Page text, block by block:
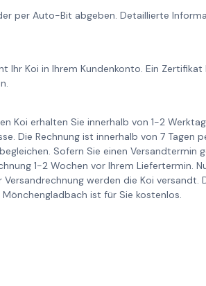
per Auto-Bit abgeben. Detaillierte
Ihr Koi in Ihrem Kundenkonto. Ein
Koi erhalten Sie innerhalb von 1-2
Die Rechnung ist innerhalb von 7 Tagen
Sofern Sie einen Versandtermin
1-2 Wochen vor Ihrem Liefertermin.
werden die Koi versandt.
ist für Sie kostenlos.